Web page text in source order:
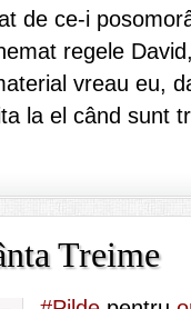
de ce-i
regele
vreau eu,
la el când sunt
Treime